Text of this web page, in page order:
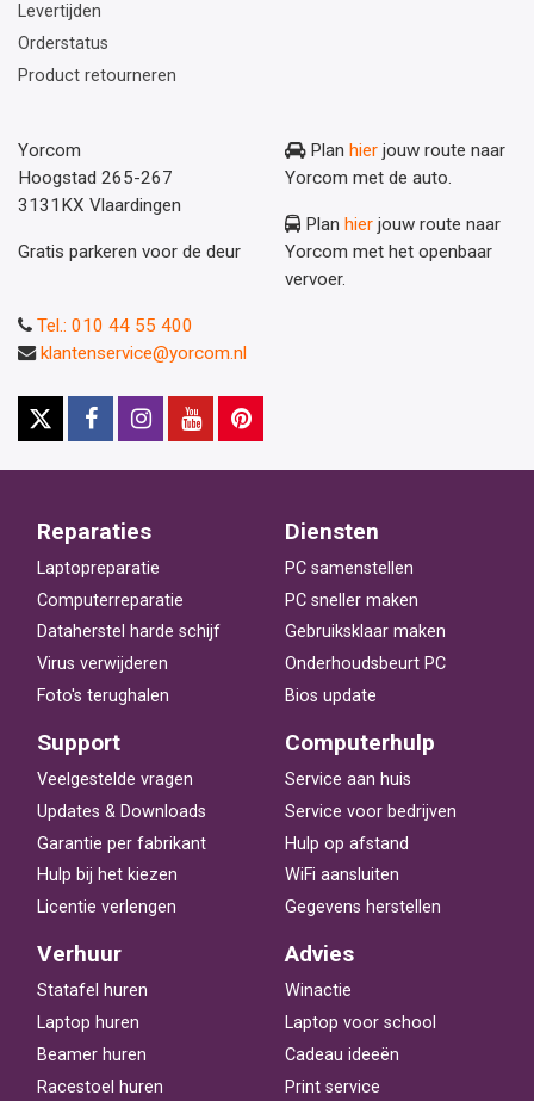
Levertijden
Orderstatus
Product retourneren
Yorcom
Hoogstad 265-267
3131KX Vlaardingen
Gratis parkeren voor de deur
Plan hier jouw route naar
Yorcom met de auto.
Plan hier jouw route naar
Yorcom met het openbaar
vervoer.
Tel.: 010 44 55 400
klantenservice@yorcom.nl
Reparaties
Laptopreparatie
Computerreparatie
Dataherstel harde schijf
Virus verwijderen
Foto's terughalen
Diensten
PC samenstellen
PC sneller maken
Gebruiksklaar maken
Onderhoudsbeurt PC
Bios update
Support
Veelgestelde vragen
Updates & Downloads
Garantie per fabrikant
Hulp bij het kiezen
Licentie verlengen
Computerhulp
Service aan huis
Service voor bedrijven
Hulp op afstand
WiFi aansluiten
Gegevens herstellen
Verhuur
Statafel huren
Laptop huren
Beamer huren
Racestoel huren
Advies
Winactie
Laptop voor school
Cadeau ideeën
Print service